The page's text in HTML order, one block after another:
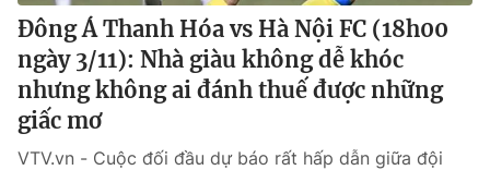
Đông Á Thanh Hóa vs Hà Nội FC (18h00
ngày 3/11): Nhà giàu không dễ khóc
nhưng không ai đánh thuế được những
giấc mơ
VTV.vn - Cuộc đối đầu dự báo rất hấp dẫn giữa đội